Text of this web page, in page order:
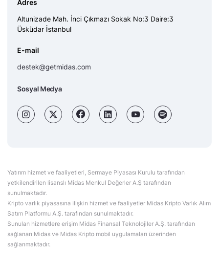
Adres
Altunizade Mah. İnci Çıkmazı Sokak No:3 Daire:3
Üsküdar İstanbul
E-mail
destek@getmidas.com
Sosyal Medya
Yatırım hizmet ve faaliyetleri, Sermaye Piyasası Kurulu tarafından
yetkilendirilen lisanslı Midas Menkul Değerler A.Ş tarafından
sunulmaktadır.
Kripto varlık piyasasına ilişkin hizmet ve faaliyetler Midas Kripto Varlık Alım
Satım Platformu A.Ş. tarafından sunulmaktadır.
Sunulan hizmetlere erişim Midas Finansal Teknolojiler A.Ş. tarafından
sağlanan Midas ve Midas Kripto mobil uygulamaları üzerinden
sağlanmaktadır.